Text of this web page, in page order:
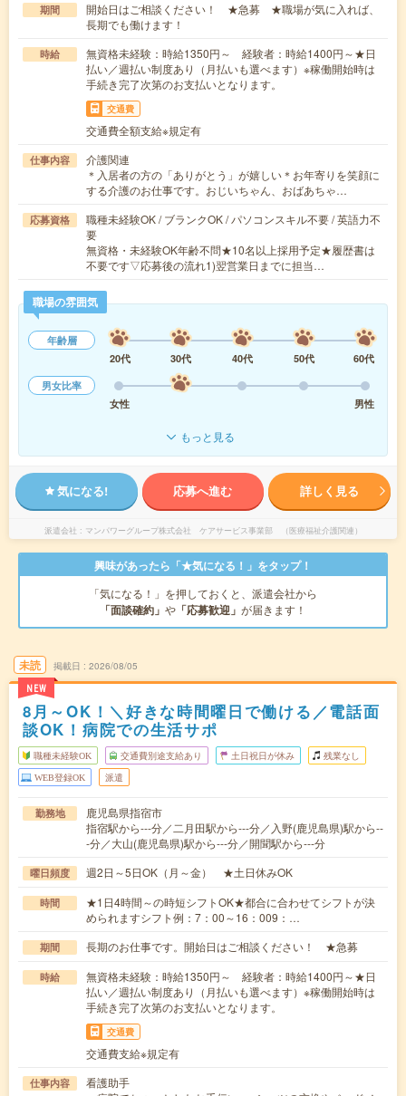
期間
開始日はご相談ください！ ★急募 ★職場が気に入れば、
長期でも働けます！
時給
無資格未経験：時給1350円～ 経験者：時給1400円～★日
払い／週払い制度あり（月払いも選べます）※稼働開始時は
手続き完了次第のお支払いとなります。
交通費
交通費全額支給※規定有
仕事内容
介護関連
＊入居者の方の「ありがとう」が嬉しい＊お年寄りを笑顔に
する介護のお仕事です。おじいちゃん、おばあちゃ…
応募資格
職種未経験OK / ブランクOK / パソコンスキル不要 / 英語力不
要
無資格・未経験OK年齢不問★10名以上採用予定★履歴書は
不要です▽応募後の流れ1)翌営業日までに担当…
職場の雰囲気
年齢層
20代
30代 40代 50代
60代
男女比率
女性
男性
もっと見る
気になる! 応募へ進む 詳しく見る
派遣会社 マンパワーグループ株式会社 ケアサービス事業部 （医療福祉介護関連）
興味があったら「★気になる！」をタップ！
「気になる！」を押しておくと、派遣会社から
「面談確約」 や 「応募歓迎」 が届きます！
未読
NEW
掲載日 2026/08/05
8月～OK！＼好きな時間曜日で働ける／電話面
談OK！病院での生活サポ
職種未経験OK 交通費別途支給あり 土日祝日が休み 残業なし
WEB登録OK 派遣
勤務地
鹿児島県指宿市
指宿駅から---分／二月田駅から---分／入野(鹿児島県)駅から--
-分／大山(鹿児島県)駅から---分／開聞駅から---分
曜日頻度 週2日～5日OK（月～金） ★土日休みOK
時間
★1日4時間～の時短シフトOK★都合に合わせてシフトが決
められますシフト例：7：00～16：009：…
期間 長期のお仕事です。開始日はご相談ください！ ★急募
時給
無資格未経験：時給1350円～ 経験者：時給1400円～★日
払い／週払い制度あり（月払いも選べます）※稼働開始時は
手続き完了次第のお支払いとなります。
交通費
交通費支給※規定有
仕事内容
看護助手